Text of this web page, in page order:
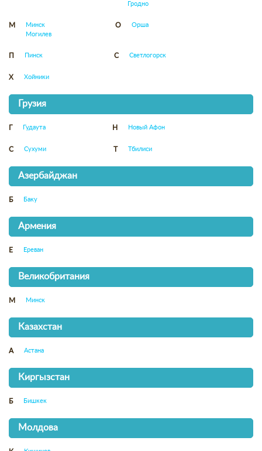
Гродно
М
Минск
Могилев
О Орша
Пинск С Светлогорск
Х Хойники
Грузия
Гудаута Н Новый Афон
С Сухуми Тбилиси
Азербайджан
Б Баку
Армения
Е Ереван
Великобритания
М Минск
Казахстан
А Астана
Киргызстан
Б Бишкек
Молдова